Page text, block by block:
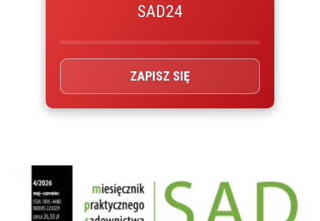
SAD24
ZAPISZ SIĘ